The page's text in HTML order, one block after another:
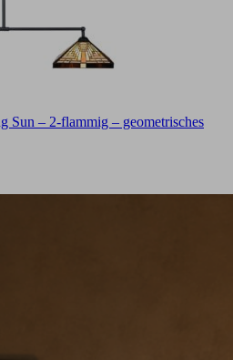
Sun – 2-flammig – geometrisches